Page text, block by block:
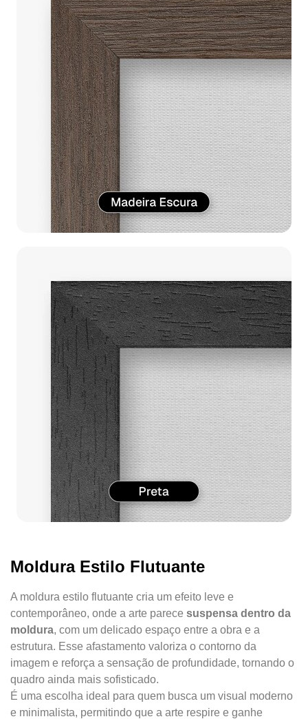
Moldura Estilo Flutuante
A moldura estilo flutuante cria um efeito leve e
contemporâneo, onde a arte parece suspensa dentro da
moldura, com um delicado espaço entre a obra e a
estrutura. Esse afastamento valoriza o contorno da
imagem e reforça a sensação de profundidade, tornando o
quadro ainda mais sofisticado.
É uma escolha ideal para quem busca um visual moderno
e minimalista, permitindo que a arte respire e ganhe